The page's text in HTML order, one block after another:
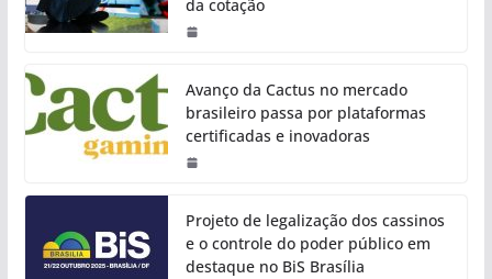
da cotação
Avanço da Cactus no mercado
brasileiro passa por plataformas
certificadas e inovadoras
Projeto de legalização dos cassinos
e o controle do poder público em
destaque no BiS Brasília